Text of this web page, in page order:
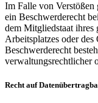
Im Falle von
ein Beschwerderecht
dem Mitgliedstaat
Arbeitsplatzes oder des
Beschwerderecht
verwaltungsrechtlicher
Recht auf